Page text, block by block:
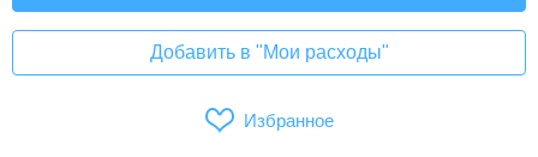
Добавить в "Мои расходы"
Избранное